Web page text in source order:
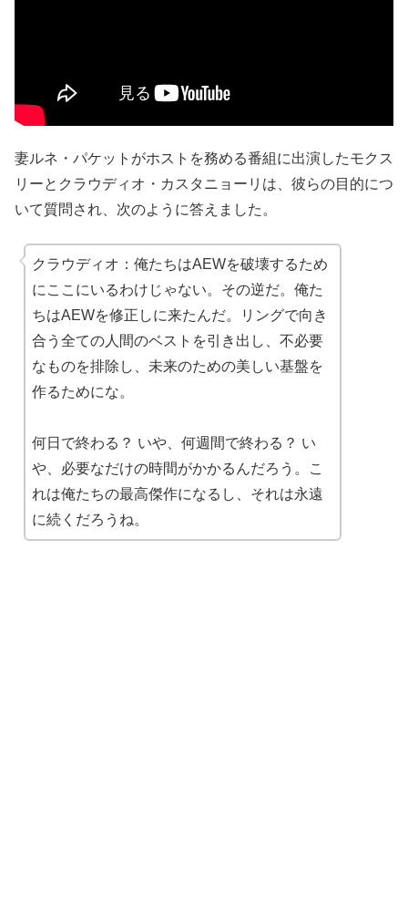
妻ルネ・パケットがホストを務める番組に出演したモクス
リーとクラウディオ・カスタニョーリは、彼らの目的につ
いて質問され、次のように答えました。
クラウディオ：俺たちはAEWを破壊するため
にここにいるわけじゃない。その逆だ。俺た
ちはAEWを修正しに来たんだ。リングで向き
合う全ての人間のベストを引き出し、不必要
なものを排除し、未来のための美しい基盤を
作るためにな。
何日で終わる？ いや、何週間で終わる？ い
や、必要なだけの時間がかかるんだろう。こ
れは俺たちの最高傑作になるし、それは永遠
に続くだろうね。